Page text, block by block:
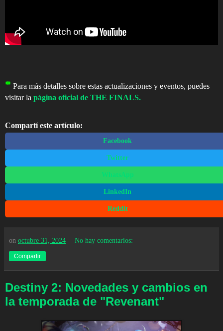
* Para más detalles sobre estas actualizaciones y eventos, puedes
visitar la página oficial de THE FINALS.
Compartí este artículo:
Facebook
Twitter
WhatsApp
LinkedIn
Reddit
on octubre 31, 2024 No hay comentarios:
Compartir
Destiny 2: Novedades y cambios en
la temporada de "Revenant"